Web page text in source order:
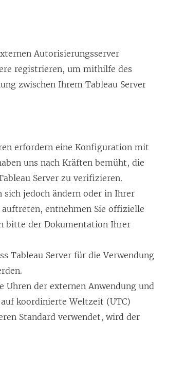
Autorisierungsserver
registrieren, um mithilfe des
zwischen IhremTableau Server
erfordern eine Konfiguration mit
uns nach Kräften bemüht, die
Server zu verifizieren.
jedoch ändern oder in Ihrer
entnehmen Sie offizielle
bitte der Dokumentation Ihrer
Tableau Server für die Verwendung
der externen Anwendung und
koordinierte Weltzeit (UTC)
Standard verwendet, wird der